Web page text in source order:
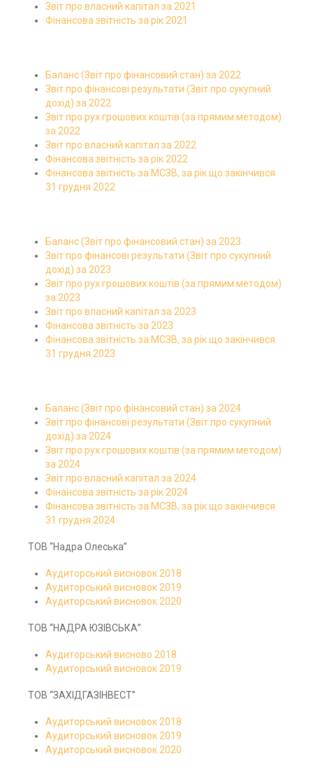
Звіт про власний капітал за 2021
Фінансова звітність за рік 2021
Баланс (Звіт про фінансовий стан) за 2022
Звіт про фінансові результати (Звіт про сукупний
дохід) за 2022
Звіт про рух грошових коштів (за прямим методом)
за 2022
Звіт про власний капітал за 2022
Фінансова звітність за рік 2022
Фінансова звітність за МСЗВ, за рік що закінчився
31 грудня 2022
Баланс (Звіт про фінансовий стан) за 2023
Звіт про фінансові результати (Звіт про сукупний
дохід) за 2023
Звіт про рух грошових коштів (за прямим методом)
за 2023
Звіт про власний капітал за 2023
Фінансова звітність за 2023
Фінансова звітність за МСЗВ, за рік що закінчився
31 грудня 2023
Баланс (Звіт про фінансовий стан) за 2024
Звіт про фінансові результати (Звіт про сукупний
дохід) за 2024
Звіт про рух грошових коштів (за прямим методом)
за 2024
Звіт про власний капітал за 2024
Фінансова звітність за рік 2024
Фінансова звітність за МСЗВ, за рік що закінчився
31 грудня 2024
ТОВ “Надра Олеська”
Аудиторський висновок 2018
Аудиторський висновок 2019
Аудиторський висновок 2020
ТОВ “НАДРА ЮЗІВСЬКА”
Аудиторський висново 2018
Аудиторський висновок 2019
ТОВ “ЗАХІДГАЗІНВЕСТ”
Аудиторський висновок 2018
Аудиторський висновок 2019
Аудиторський висновок 2020